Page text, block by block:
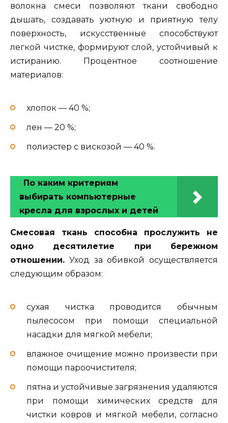
волокна смеси позволяют ткани свободно
дышать, создавать уютную и приятную телу
поверхность, искусственные способствуют
легкой чистке, формируют слой, устойчивый к
истиранию. Процентное соотношение
материалов:
хлопок — 40 %;
лен — 20 %;
полиэстер с вискозой — 40 %.
По каким критериям
выбирать компьютерные
кресла для взрослых и детей
Смесовая ткань способна прослужить не
одно десятилетие при бережном
отношении. Уход за обивкой осуществляется
следующим образом:
сухая чистка проводится обычным
пылесосом при помощи специальной
насадки для мягкой мебели;
влажное очищение можно произвести при
помощи пароочистителя;
пятна и устойчивые загрязнения удаляются
при помощи химических средств для
чистки ковров и мягкой мебели, согласно